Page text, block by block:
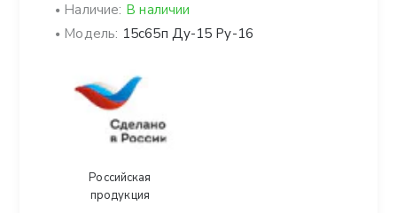
Наличие: В наличии
Модель: 15с65п Ду-15 Ру-16
Российская
продукция